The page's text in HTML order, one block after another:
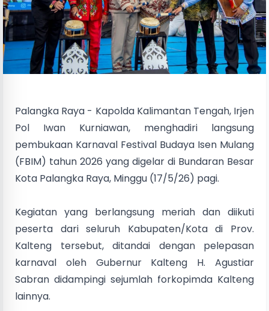
Palangka Raya - Kapolda Kalimantan Tengah, Irjen
Pol Iwan Kurniawan, menghadiri langsung
pembukaan Karnaval Festival Budaya Isen Mulang
(FBIM) tahun 2026 yang digelar di Bundaran Besar
Kota Palangka Raya, Minggu (17/5/26) pagi.
Kegiatan yang berlangsung meriah dan diikuti
peserta dari seluruh Kabupaten/Kota di Prov.
Kalteng tersebut, ditandai dengan pelepasan
karnaval oleh Gubernur Kalteng H. Agustiar
Sabran didampingi sejumlah forkopimda Kalteng
lainnya.